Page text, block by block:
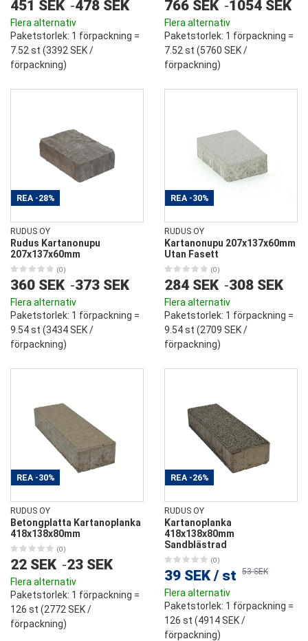
451 SEK -478 SEK
Flera alternativ
Paketstorlek: 1 förpackning =
7.52 st (3392 SEK/
förpackning)
766 SEK -1054 SEK
Flera alternativ
Paketstorlek: 1 förpackning =
7.52 st (5760 SEK/
förpackning)
REA -28%
RUDUS OY
Rudus Kartanonupu
207x137x60mm
(0)
360 SEK -373 SEK
Flera alternativ
Paketstorlek: 1 förpackning =
9.54 st (3434 SEK/
förpackning)
REA -30%
RUDUS OY
Kartanonupu 207x137x60mm
Utan Fasett
(0)
284 SEK -308 SEK
Flera alternativ
Paketstorlek: 1 förpackning =
9.54 st (2709 SEK/
förpackning)
REA -30%
RUDUS OY
Betongplatta Kartanoplanka
418x138x80mm
(0)
22 SEK -23 SEK
Flera alternativ
Paketstorlek: 1 förpackning =
126 st (2772 SEK/
förpackning)
REA -26%
RUDUS OY
Kartanoplanka
418x138x80mm
Sandblästrad
(0)
39 SEK / st 53 SEK
Flera alternativ
Paketstorlek: 1 förpackning =
126 st (4914 SEK/
förpackning)